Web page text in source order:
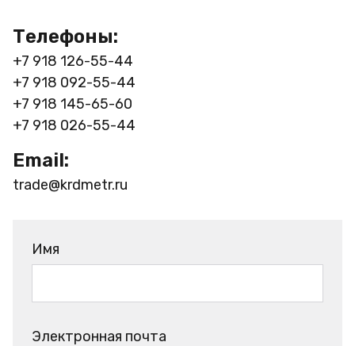
Телефоны:
+7 918 126-55-44
+7 918 092-55-44
+7 918 145-65-60
+7 918 026-55-44
Email:
trade@krdmetr.ru
Имя
Электронная почта